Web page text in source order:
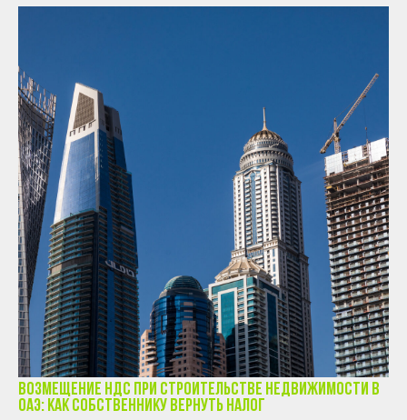
Возмещение НДС при строительстве недвижимости в
ОАЭ: как собственнику вернуть налог